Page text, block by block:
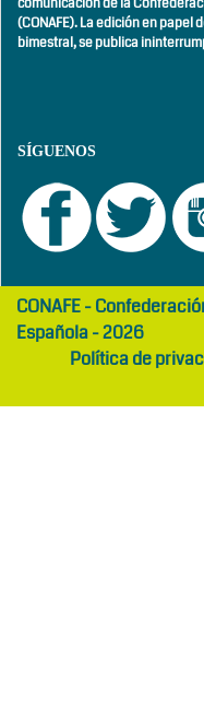
comunicación de la
(CONAFE). La edición en papel
bimestral,se publica
SÍGUENOS
girls
abaya
maltepe
otelCONAFE -
Española - 2026
Política de